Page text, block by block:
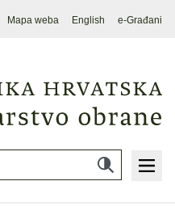
Mapa weba English e-Građani